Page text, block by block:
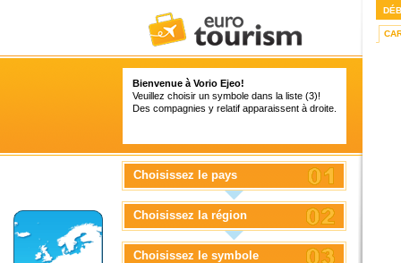
Bienvenue à Vorio Ejeo!
Veuillez choisir un symbole dans la liste (3)!
Des compagnies y relatif apparaissent à droite.
Choisissez le pays
Choisissez la région
Choisissez le symbole